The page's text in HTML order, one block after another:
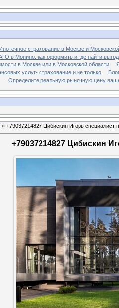
Ипотечное страхование в Москве и
в Монино: как оформить и где найти
в Москве или в Московской области.
услуг- страхование и не только.
Блог
Определите реальную рыночную цену
» +79037214827 Цибискин Игорь специалист
+79037214827 Цибискин